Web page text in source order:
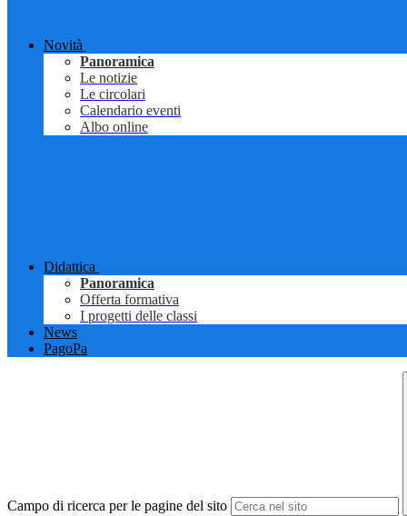
Novità
Panoramica
Le notizie
Le circolari
Calendario eventi
Albo online
Didattica
Panoramica
Offerta formativa
I progetti delle classi
News
PagoPa
Campo di ricerca per le pagine del sito